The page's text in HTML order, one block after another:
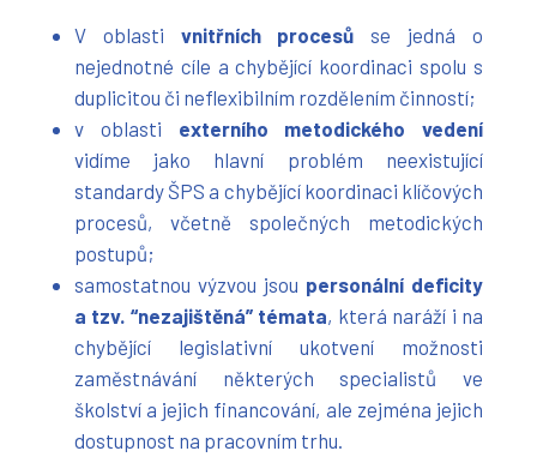
V oblasti vnitřních procesů se jedná o
nejednotné cíle a chybějící koordinaci spolu s
duplicitou či neflexibilním rozdělením činností;
v oblasti externího metodického vedení
vidíme jako hlavní problém neexistující
standardy ŠPS a chybějící koordinaci klíčových
procesů, včetně společných metodických
postupů;
samostatnou výzvou jsou personální deficity
a tzv. “nezajištěná” témata, která naráží i na
chybějící legislativní ukotvení možnosti
zaměstnávání některých specialistů ve
školství a jejich financování, ale zejména jejich
dostupnost na pracovním trhu.